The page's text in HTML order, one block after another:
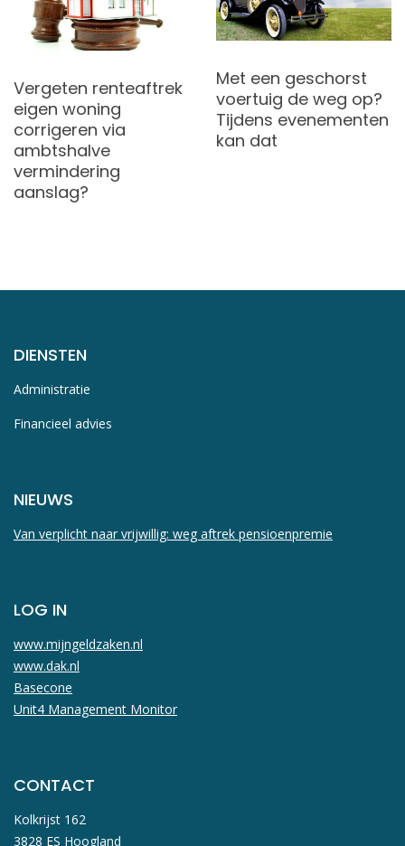
Vergeten renteaftrek
eigen woning
corrigeren via
ambtshalve
vermindering
aanslag?
Met een geschorst
voertuig de weg op?
Tijdens evenementen
kan dat
DIENSTEN
Administratie
Financieel advies
NIEUWS
Van verplicht naar vrijwillig: weg aftrek pensioenpremie
LOG IN
www.mijngeldzaken.nl
www.dak.nl
Basecone
Unit4 Management Monitor
CONTACT
Kolkrijst 162
3828 ES Hoogland